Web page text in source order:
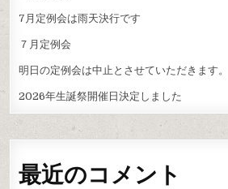
7月定例会は雨天決行です
７月定例会
明日の定例会は中止とさせていただきます。
2026年生誕祭開催日決定しました
最近のコメント